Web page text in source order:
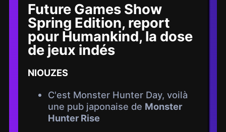
Future Games Show
Spring Edition, report
pour Humankind, la dose
de jeux indés
NIOUZES
C'est Monster Hunter Day, voilà
une pub japonaise de Monster
Hunter Rise